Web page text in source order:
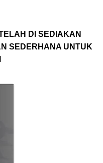
DI SEDIAKAN
SEDERHANA UNTUK